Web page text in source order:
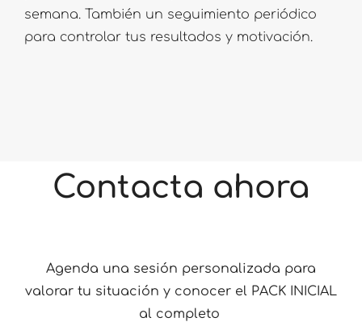
semana. También un seguimiento periódico
para controlar tus resultados y motivación.
Contacta ahora
Agenda una sesión personalizada para
valorar tu situación y conocer el PACK INICIAL
al completo